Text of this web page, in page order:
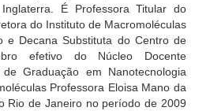
É Professora Titular do
do Instituto de Macromoléculas
e Decana Substituta do Centro de
efetivo do Núcleo Docente
Graduação em Nanotecnologia
Professora Eloisa Mano da
Rio de Janeiro no período de 2009